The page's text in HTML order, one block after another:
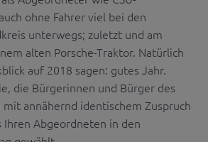
ohne Fahrer viel bei den
unterwegs; zuletzt und am
alten Porsche-Traktor. Natürlich
auf 2018 sagen: gutes Jahr.
die Bürgerinnen und Bürger des
mit annähernd identischem Zuspruch
Ihren Abgeordneten in den